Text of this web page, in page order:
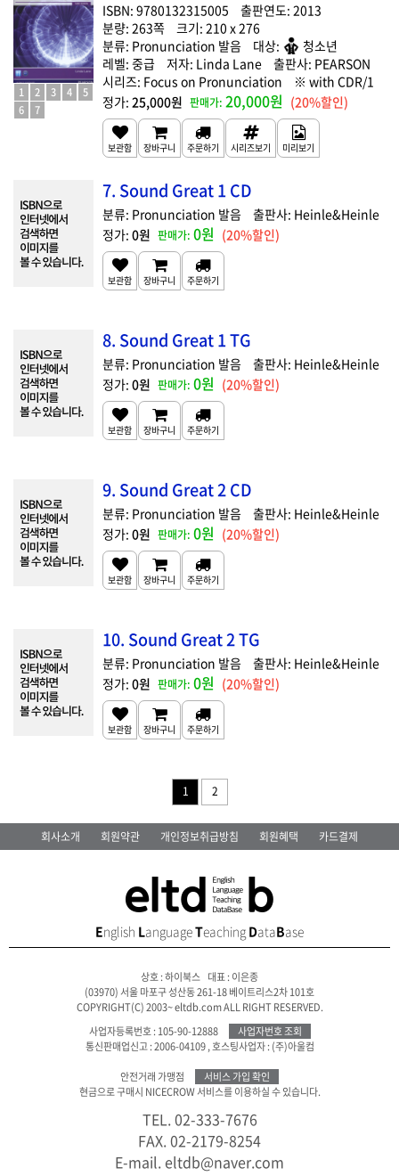
1 2 3 4
5
6
7
9780132315005
2013
263
210 x 276
Pronunciation 발음
청소년
중급
Linda Lane
PEARSON
Focus on Pronunciation
with CDR/1
25,000원
20,000원 (20%할인)
7. Sound Great 1 CD
Pronunciation 발음
Heinle&Heinle
0원
0원 (20%할인)
8. Sound Great 1 TG
Pronunciation 발음
Heinle&Heinle
0원
0원 (20%할인)
9. Sound Great 2 CD
Pronunciation 발음
Heinle&Heinle
0원
0원 (20%할인)
10. Sound Great 2 TG
Pronunciation 발음
Heinle&Heinle
0원
0원 (20%할인)
1 2
회사소개 회원약관 개인정보취급방침 회원혜택 카드결제
English LanguageTeaching DataBase
상호 : 하이북스 대표 : 이은종
(03970) 서울 마포구 성산동 261-18 베이트리스2차 101호
COPYRIGHT(C) 2003~ eltdb.com ALL RIGHT RESERVED.
사업자등록번호 : 105-90-12888
사업자번호 조회
통신판매업신고 : 2006-04109,호스팅사업자 : (주)아울컴
안전거래 가맹점
서비스 가입 확인
현금으로 구매시 NICECROW 서비스를 이용하실 수 있습니다.
TEL. 02-333-7676
FAX. 02-2179-8254
E-mail. eltdb@naver.com